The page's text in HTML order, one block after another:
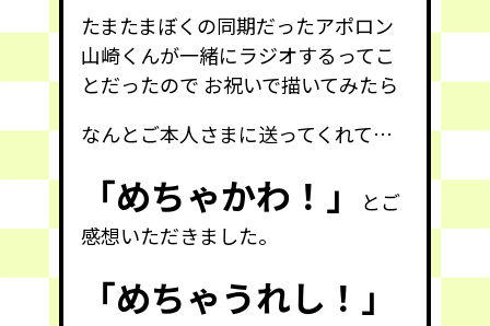
たまたまぼくの同期だったアポロン
山崎くんが一緒にラジオするってこ
とだったので お祝いで描いてみたら
なんとご本人さまに送ってくれて…
「めちゃかわ！」
とご
感想いただきました。
「めちゃうれし！」